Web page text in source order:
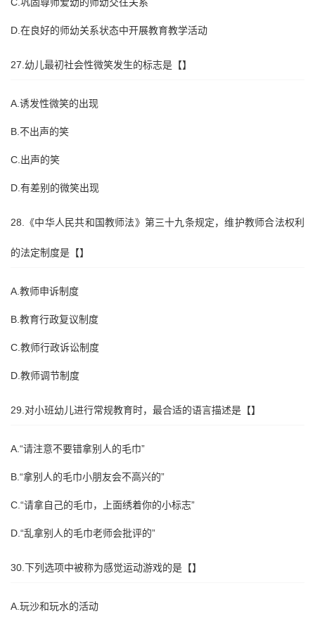
D.在良好的师幼关系状态中开展教育教学活动
27.幼儿最初社会性微笑发生的标志是【】
A.诱发性微笑的出现
B.不出声的笑
C.出声的笑
D.有差别的微笑出现
28.《中华人民共和国教师法》第三十九条规定，维护教师合法权利
的法定制度是【】
A.教师申诉制度
B.教育行政复议制度
C.教师行政诉讼制度
D.教师调节制度
29.对小班幼儿进行常规教育时，最合适的语言描述是【】
A.“请注意不要错拿别人的毛巾”
B.“拿别人的毛巾小朋友会不高兴的”
C.“请拿自己的毛巾，上面绣着你的小标志”
D.“乱拿别人的毛巾老师会批评的”
30.下列选项中被称为感觉运动游戏的是【】
A.玩沙和玩水的活动